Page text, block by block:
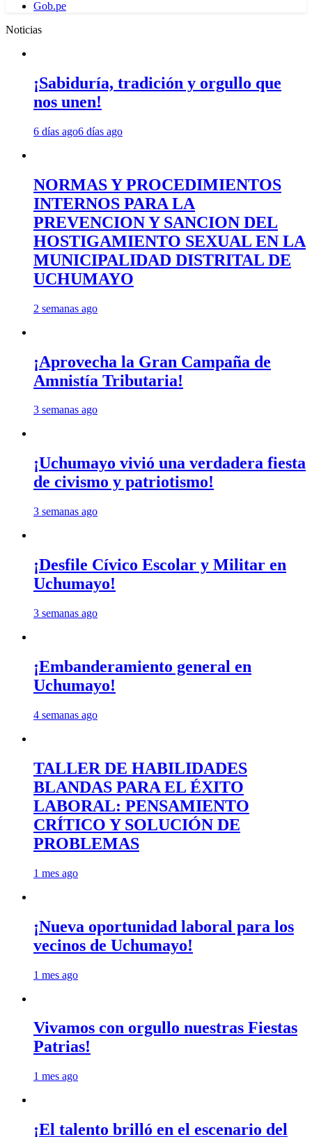
Gob.pe
Noticias
¡Sabiduría, tradición y orgullo que
nos unen!
6 días ago6 días ago
NORMAS Y PROCEDIMIENTOS
INTERNOS PARA LA
PREVENCION Y SANCION DEL
HOSTIGAMIENTO SEXUAL EN LA
MUNICIPALIDAD DISTRITAL DE
UCHUMAYO
2 semanas ago
¡Aprovecha la Gran Campaña de
Amnistía Tributaria!
3 semanas ago
¡Uchumayo vivió una verdadera fiesta
de civismo y patriotismo!
3 semanas ago
¡Desfile Cívico Escolar y Militar en
Uchumayo!
3 semanas ago
¡Embanderamiento general en
Uchumayo!
4 semanas ago
TALLER DE HABILIDADES
BLANDAS PARA EL ÉXITO
LABORAL: PENSAMIENTO
CRÍTICO Y SOLUCIÓN DE
PROBLEMAS
1 mes ago
¡Nueva oportunidad laboral para los
vecinos de Uchumayo!
1 mes ago
Vivamos con orgullo nuestras Fiestas
Patrias!
1 mes ago
¡El talento brilló en el escenario del